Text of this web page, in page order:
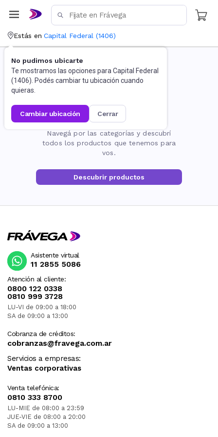
Estás en Capital Federal (1406)
No pudimos ubicarte
Te mostramos las opciones para Capital Federal
(1406). Podés cambiar tu ubicación cuando
quieras.
cambiar ubicación cerrar
La página no existe
Navegá por las categorías y descubrí
todos los productos que tenemos para
vos.
Descubrir productos
Atención al cliente:
0800 122 0338
0810 999 3728
LU-VI de 09:00 a 18:00
SA de 09:00 a 13:00
Cobranza de créditos:
cobranzas@fravega.com.ar
Servicios a empresas:
Ventas corporativas
Venta telefónica:
0810 333 8700
LU-MIE de 08:00 a 23:59
JUE-VIE de 08:00 a 20:00
SA de 09:00 a 13:00
Asistente virtual
11 2855 5086